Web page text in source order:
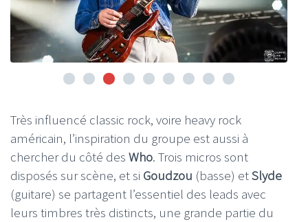
Très influencé classic rock, voire heavy rock
américain, l’inspiration du groupe est aussi à
chercher du côté des Who. Trois micros sont
disposés sur scène, et si Goudzou (basse) etSlyde
(guitare) se partagent l’essentiel des leads avec
leurs timbres très distincts, une grande partie du